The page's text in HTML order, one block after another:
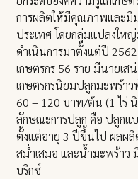
การผลิตให้มีคุณภาพและมี
ประเทศ โดยกลุ่มแปลงให
ดำเนินการมาตั้งแต่ปี
เกษตรกร 56 ราย มีนายเ
เกษตรกรนิยมปลูกมะพร้า
60 – 120 บาท/ต้น (1 ไร่
ลักษณะการปลูก คือ ปลูกแ
ตั้งแต่อายุ 3 ปีขึ้นไป ผลผ
สม่ำเสมอ และน้ำมะพร้าว
บริกซ์